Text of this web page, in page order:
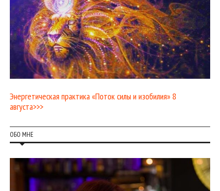
Энергетическая практика «Поток силы и изобилия» 8
августа>>>
ОБО МНЕ